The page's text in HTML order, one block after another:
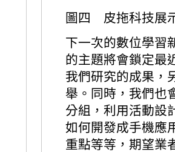
圖四 皮拖科技展
下一次的數位學習
的主題將會鎖定最
我們研究的成果，
舉。同時，我們也
分組，利用活動設
如何開發成手機應
重點等等，期望業